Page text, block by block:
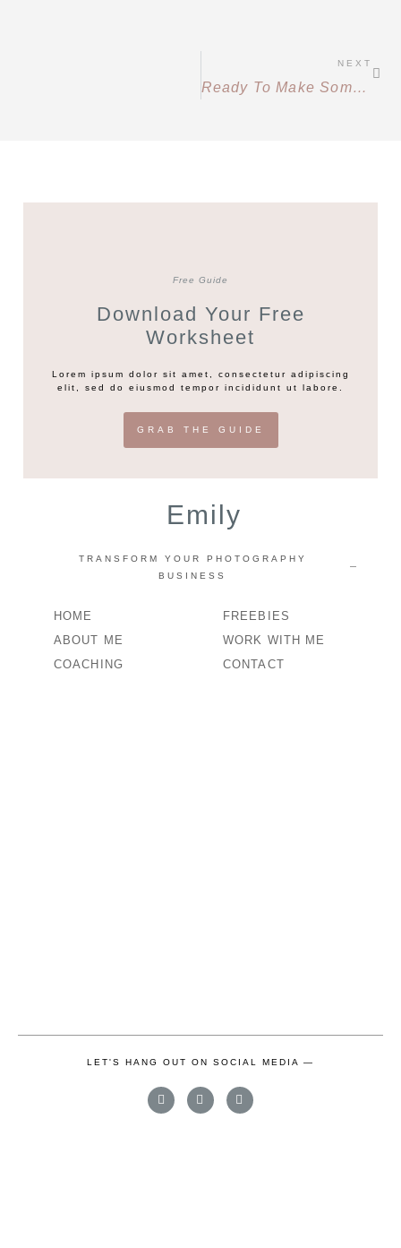
NEXT
Ready To Make Some Change?
Free Guide
Download Your Free
Worksheet
Lorem ipsum dolor sit amet, consectetur adipiscing
elit, sed do eiusmod tempor incididunt ut labore.
GRAB THE GUIDE
Emily
TRANSFORM YOUR PHOTOGRAPHY
BUSINESS
HOME
ABOUT ME
COACHING
FREEBIES
WORK WITH ME
CONTACT
LET'S HANG OUT ON SOCIAL MEDIA —